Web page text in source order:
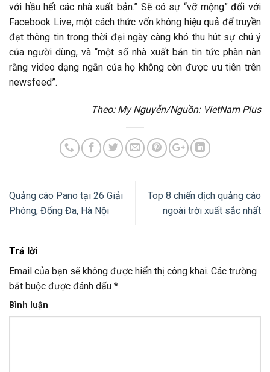
với hầu hết các nhà xuất bản.” Sẽ có sự “vỡ mộng” đối với
Facebook Live, một cách thức vốn không hiệu quả để truyền
đạt thông tin trong thời đại ngày càng khó thu hút sự chú ý
của người dùng, và “một số nhà xuất bản tin tức phàn nàn
rằng video dạng ngắn của họ không còn được ưu tiên trên
newsfeed”.
Theo: My Nguyễn/Nguồn: VietNam Plus
Quảng cáo Pano tại 26 Giải
Phóng, Đống Đa, Hà Nội
Top 8 chiến dịch quảng cáo
ngoài trời xuất sắc nhất
Trả lời
Email của bạn sẽ không được hiển thị công khai. Các trường
bắt buộc được đánh dấu *
Bình luận